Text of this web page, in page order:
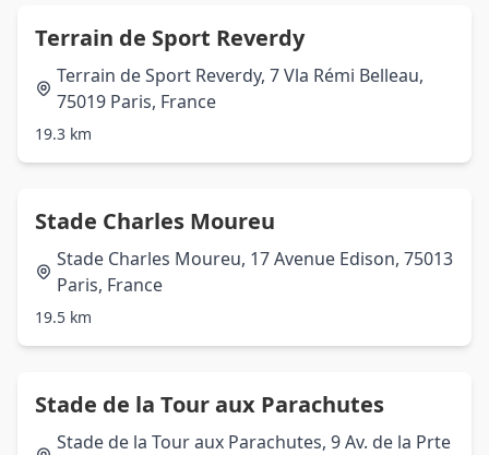
Terrain de Sport Reverdy
Terrain de Sport Reverdy, 7 Vla Rémi Belleau,
75019 Paris, France
19.3 km
Stade Charles Moureu
Stade Charles Moureu, 17 Avenue Edison, 75013
Paris, France
19.5 km
Stade de la Tour aux Parachutes
Stade de la Tour aux Parachutes, 9 Av. de la Prte